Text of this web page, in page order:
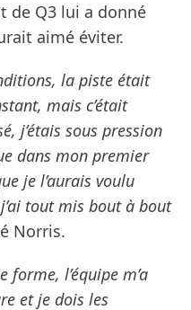
de Q3 lui a donné
aimé éviter.
la piste était
mais c’était
j’étais sous pression
dans mon premier
je l’aurais voulu
tout mis bout à bout
Norris.
forme, l’équipe m’a
et je dois les